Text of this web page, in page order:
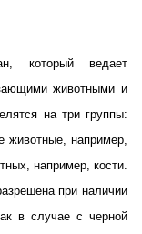
который ведает
животными и
на три группы:
животные, например,
например, кости.
при наличии
в случае с черной